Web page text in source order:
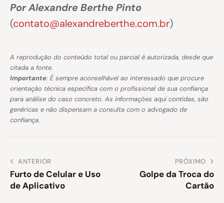
Por Alexandre Berthe Pinto
(contato@alexandreberthe.com.br)
A reprodução do conteúdo total ou parcial é autorizada, desde que
citada a fonte.
Importante: É sempre aconselhável ao interessado que procure
orientação técnica específica com o profissional de sua confiança
para análise do caso concreto. As informações aqui contidas, são
genéricas e não dispensam a consulta com o advogado de
confiança.
ANTERIOR
Furto de Celular e Uso
de Aplicativo
PRÓXIMO
Golpe da Troca do
Cartão